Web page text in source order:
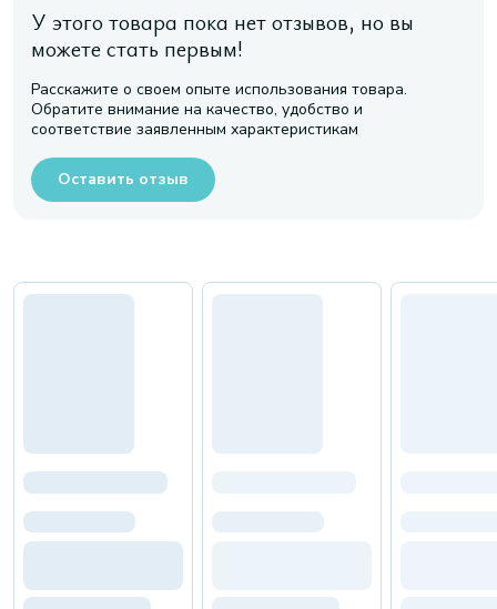
У этого товара пока нет отзывов, но вы
можете стать первым!
Расскажите о своем опыте использования товара.
Обратите внимание на качество, удобство и
соответствие заявленным характеристикам
Оставить отзыв